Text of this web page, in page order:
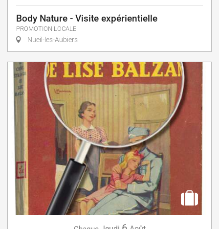
Body Nature - Visite expérientielle
PROMOTION LOCALE
Nueil-les-Aubiers